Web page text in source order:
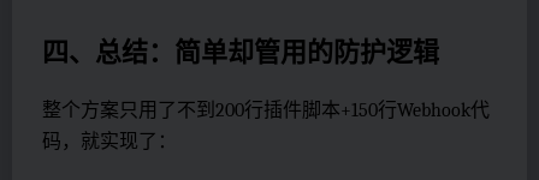
四、总结：简单却管用的防护逻辑
整个方案只用了不到200行插件脚本+150行Webhook代
码，就实现了：